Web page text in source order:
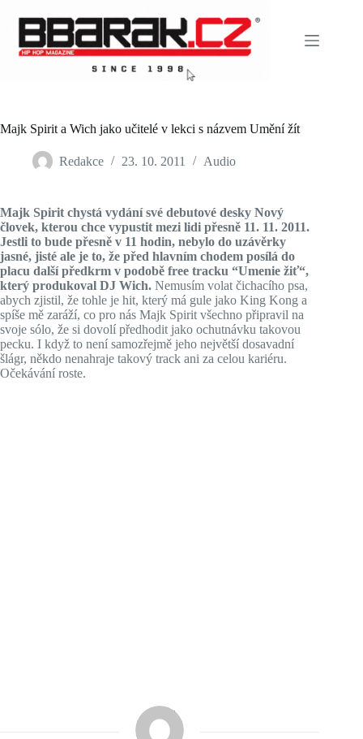
content
Majk Spirit a Wich jako učitelé v lekci s názvem Umění žít
Redakce 23. 10. 2011 Audio
Majk Spirit chystá vydání své debutové desky Nový
človek, kterou chce vypustit mezi lidi přesně 11. 11. 2011.
Jestli to bude přesně v 11 hodin, nebylo do uzávěrky
jasné, jisté ale je to, že před hlavním chodem posílá do
placu další předkrm v podobě free tracku “Umenie žiť“,
který produkoval DJ Wich. Nemusím volat čichacího psa,
abych zjistil, že tohle je hit, který má gule jako King Kong a
spíše mě zaráží, co pro nás Majk Spirit všechno připravil na
svoje sólo, že si dovolí předhodit jako ochutnávku takovou
pecku. I když to není samozřejmě jeho největší dosavadní
šlágr, někdo nenahraje takový track ani za celou kariéru.
Očekávání roste.